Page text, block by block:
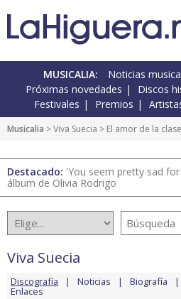
MUSICALIA: Noticias
Próximas novedades
Discos
Festivales
Premios
Musicalia >Viva Suecia > El amor de la
Destacado: 'You seem pretty sad
álbum de Olivia Rodrigo
Viva Suecia
Discografía Noticias Biografía
Enlaces